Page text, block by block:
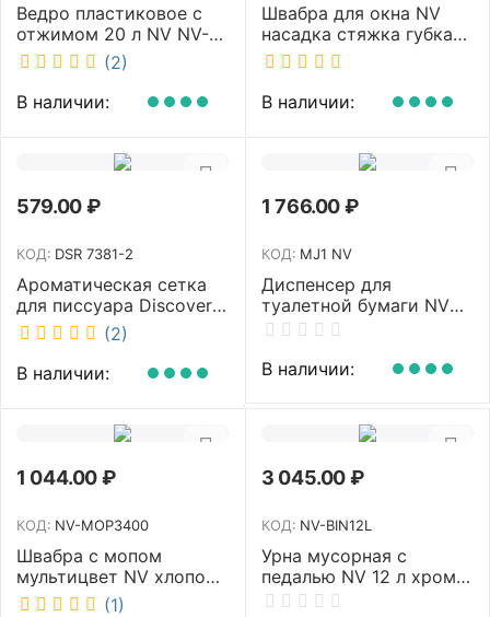
Ведро пластиковое с
отжимом 20 л NV NV-
10250-B
(2)
В наличии:
Швабра для окна NV
насадка стяжка губка
30 см телескопическая
рукоятка 70-110 см NV-
W3011
В наличии:
579.00₽
КОД: DSR 7381-2
Ароматическая сетка
для писсуара Discover
аромат Queen DSR
7381-2
(2)
В наличии:
1 766.00₽
КОД: MJ1 NV
Диспенсер для
туалетной бумаги NV
белый MJ1 NV
В наличии:
1 044.00₽
КОД: NV-MOP3400
Швабра с мопом
мультицвет NV хлопок
40 см NV-MOP3400
(1)
3 045.00₽
КОД: NV-BIN12L
Урна мусорная с
педалью NV 12 л хром
NV-BIN12L